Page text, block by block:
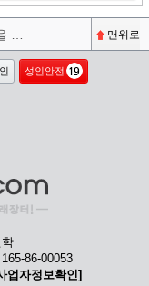
맨위로
성인안전
86-00053
업자정보확인]